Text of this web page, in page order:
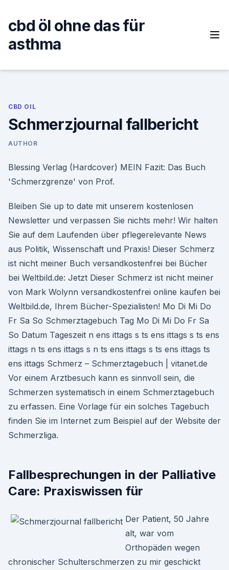
content
cbd öl ohne das für
asthma
CBD OIL
Schmerzjournal fallbericht
AUTHOR
Blessing Verlag (Hardcover) MEIN Fazit: Das Buch
'Schmerzgrenze' von Prof.
Bleiben Sie up to date mit unserem kostenlosen
Newsletter und verpassen Sie nichts mehr! Wir halten
Sie auf dem Laufenden über pflegerelevante News
aus Politik, Wissenschaft und Praxis! Dieser Schmerz
ist nicht meiner Buch versandkostenfrei bei Bücher
bei Weltbild.de: Jetzt Dieser Schmerz ist nicht meiner
von Mark Wolynn versandkostenfrei online kaufen bei
Weltbild.de, Ihrem Bücher-Spezialisten! Mo Di Mi Do
Fr Sa So Schmerztagebuch Tag Mo Di Mi Do Fr Sa
So Datum Tageszeit n ens ittags s ts ens ittags s ts ens
ittags n ts ens ittags s n ts ens ittags s ts ens ittags ts
ens ittags Schmerz – Schmerztagebuch | vitanet.de
Vor einem Arztbesuch kann es sinnvoll sein, die
Schmerzen systematisch in einem Schmerztagebuch
zu erfassen. Eine Vorlage für ein solches Tagebuch
finden Sie im Internet zum Beispiel auf der Website der
Schmerzliga.
Fallbesprechungen in der Palliative
Care: Praxiswissen für
Der Patient, 50 Jahre
alt, war vom
Orthopäden wegen
chronischer Schulterschmerzen zu mir geschickt